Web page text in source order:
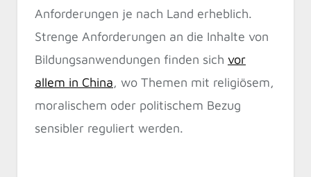
Anforderungen je nach Land erheblich.
Strenge Anforderungen an die Inhalte von
Bildungsanwendungen finden sich vor
allem in China, wo Themen mit religiösem,
moralischem oder politischem Bezug
sensibler reguliert werden.